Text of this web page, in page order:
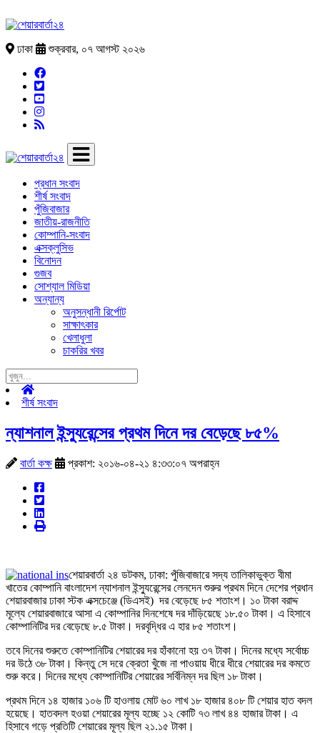
ঢাকা শুক্রবার, ০৭ আগস্ট ২০২৬
প্রধান সংবাদ
শীর্ষ সংবাদ
পুঁজিবাজার
জাতীয়-রাজনীতি
কোম্পানি-সংবাদ
এক্সক্লুসিভ
বিনোদন
গুজব
সোশ্যাল মিডিয়া
অন্যান্য
অনুসন্ধানী রির্পোট
সাক্ষাৎকার
খেলাধুলা
চাকরির খবর
শীর্ষ সংবাদ
ন্যাশনাল ইন্স্যুরেন্সের প্রথম দিনে দর বেড়েছে ৮৫%
বার্তা কক্ষ প্রকাশ: ২০১৬-০৪-২১ ৪:৩৩:০৭ অপরাহ্ন
শেয়ারবার্তা ২৪ ডটকম, ঢাকা: পুঁজিবাজারে সদ্য তালিকাভুক্ত বীমা
খাতের কোম্পানি বাংলাদেশ ন্যাশনাল ইন্স্যুরেন্সের লেনদেন শুরুর প্রথম দিনে দেশের প্রধান
শেয়ারবাজার ঢাকা স্টক এক্সচেঞ্জে (ডিএসই) দর বেড়েছে ৮৫ শতাংশ। ১০ টাকা বরাদ্দ
মূল্যে শেয়ারবাজারে আসা এ কোম্পানির দিনশেষে দর দাঁড়িয়েছে ১৮.৫০ টাকা। এ হিসাবে
কোম্পানিটির দর বেড়েছে ৮.৫ টাকা। দরবৃদ্ধির এ হার ৮৫ শতাংশ।
তবে দিনের শুরুতে কোম্পানিটির শেয়ারের দর হাঁকানো হয় ৩৭ টাকা। দিনের মধ্যে সর্বোচ্চ
দর উঠে ৩৮ টাকা। কিন্তু সে দরে ক্রেতা খুঁজে না পাওয়ায় ধীরে ধীরে শেয়ারের দর কমতে
শুরু করে। দিনের মধ্যে কোম্পানিটির শেয়ারের সর্বিনিম্ন দর ছিল ১৮ টাকা।
প্রথম দিনে ১৪ হাজার ১০৬ টি হাওলায় মোট ৬০ লাখ ১৮ হাজার ৪০৮ টি শেয়ার হাত বদল
হয়েছে। হাতবদল হওয়া শেয়ারের মূল্য হচ্ছে ১২ কোটি ৭৩ লাখ ৪৪ হাজার টাকা। এ
হিসাবে গড়ে প্রতিটি শেয়ারের মূল্য ছিল ২১.১৫ টাকা।